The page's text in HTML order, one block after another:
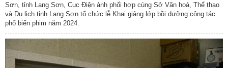
Sơn, tỉnh Lạng Sơn, Cục Điện ảnh phối hợp cùng Sở Văn hoá, Thể thao
và Du lịch tỉnh Lạng Sơn tổ chức lễ Khai giảng lớp bồi dưỡng công tác
phổ biến phim năm 2024.